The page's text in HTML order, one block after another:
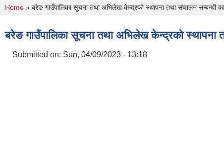
You are here
Home » बरेङ गाउँपालिका सूचना तथा अभिलेख केन्द्रको स्थापना तथा संचालन सम्बन्धी
बरेङ गाउँपालिका सूचना तथा अभिलेख केन्द्रको स्थापना
Submitted on: Sun, 04/09/2023 - 13:18